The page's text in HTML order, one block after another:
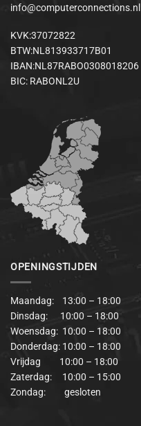
info@computerconnections.nl
KVK:37072822
BTW:NL813933717B01
IBAN:NL87RABO0308018206
BIC: RABONL2U
OPENINGSTIJDEN
Maandag: 13:00 – 18:00
Dinsdag: 10:00 – 18:00
Woensdag: 10:00 – 18:00
Donderdag: 10:00 – 18:00
Vrijdag 10:00 – 18:00
Zaterdag: 10:00 – 15:00
Zondag: gesloten